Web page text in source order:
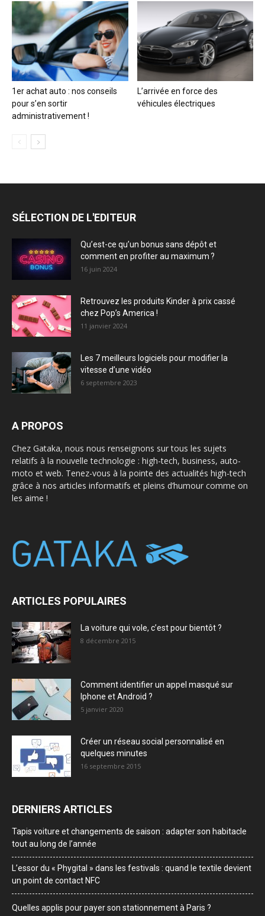
1er achat auto : nos conseils
pour s’en sortir
administrativement !
L’arrivée en force des
véhicules électriques
SÉLECTION DE L'EDITEUR
Qu’est-ce qu’un bonus sans dépôt et
comment en profiter au maximum ?
16 juin 2024
Retrouvez les produits Kinder à prix cassé
chez Pop’s America !
11 janvier 2024
Les 7 meilleurs logiciels pour modifier la
vitesse d’une vidéo
6 septembre 2023
A PROPOS
Chez Gataka, nous nous renseignons sur tous les sujets
relatifs à la nouvelle technologie : high-tech, business, auto-
moto et web. Tenez-vous à la pointe des actualités high-tech
grâce à nos articles informatifs et pleins d’humour comme on
les aime !
ARTICLES POPULAIRES
La voiture qui vole, c’est pour bientôt ?
8 décembre 2015
Comment identifier un appel masqué sur
Iphone et Android ?
5 janvier 2020
Créer un réseau social personnalisé en
quelques minutes
16 septembre 2015
DERNIERS ARTICLES
Tapis voiture et changements de saison : adapter son habitacle
tout au long de l’année
L’essor du « Phygital » dans les festivals : quand le textile devient
un point de contact NFC
Quelles applis pour payer son stationnement à Paris ?